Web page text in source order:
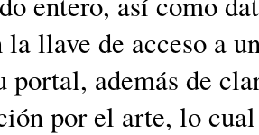
la llave de acceso a
portal, además de
por el arte, lo